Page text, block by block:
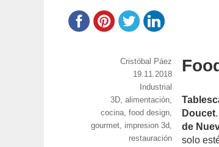
Doucet
de
solo
https://
paez/
Cristóbal Páez
Publicado
19.11.2018
Categorías
Industrial
Etiquetas
3D,alimentación,
cocina,food design,
gourmet, impresion 3d,
restauración